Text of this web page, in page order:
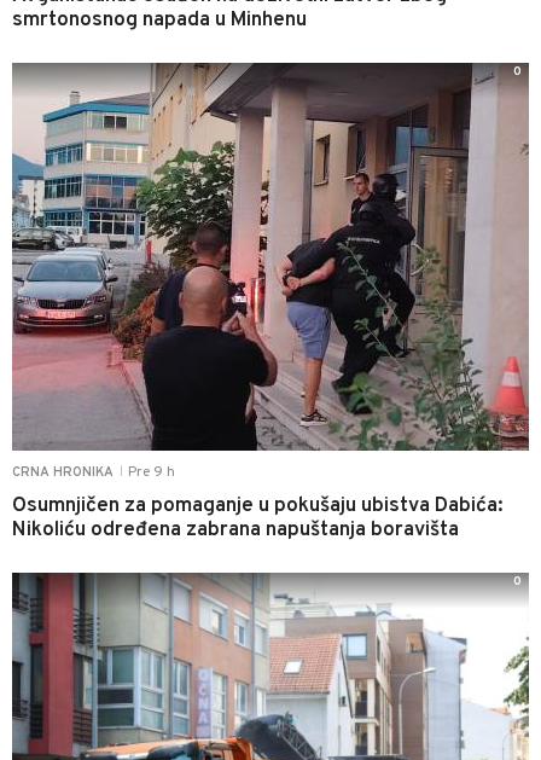
smrtonosnog napada u Minhenu
CRNA HRONIKA Pre 9 h
Osumnjičen za pomaganje u pokušaju ubistva Dabića:
Nikoliću određena zabrana napuštanja boravišta
0
0